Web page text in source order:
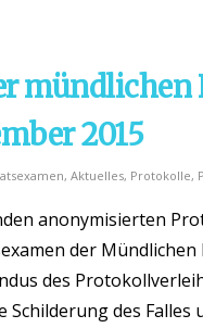
mündlichen
2015
, Aktuelles, Protokolle,
anonymisierten
der
des
Schilderung des